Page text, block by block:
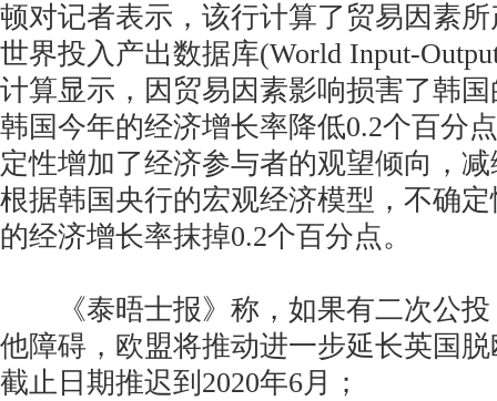
顿对记者表示，该行计算了贸易因素
世界投入产出数据库(World Input-
计算显示，因贸易因素影响损害了韩
韩国今年的经济增长率降低0.2个百分
定性增加了经济参与者的观望倾向，
根据韩国央行的宏观经济模型，不确
的经济增长率抹掉0.2个百分点。
《泰晤士报》称，如果有二次公投
他障碍，欧盟将推动进一步延长英国
截止日期推迟到2020年6月；